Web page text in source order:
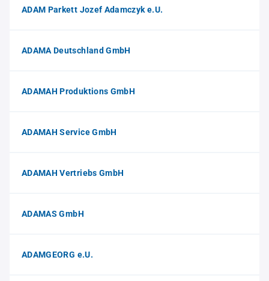
ADAM Parkett Jozef Adamczyk e.U.
ADAMA Deutschland GmbH
ADAMAH Produktions GmbH
ADAMAH Service GmbH
ADAMAH Vertriebs GmbH
ADAMAS GmbH
ADAMGEORG e.U.